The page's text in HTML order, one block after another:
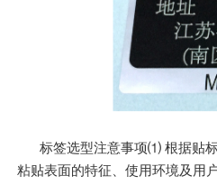
标签选型注意事项⑴ 根据贴
粘贴表面的特征、使用环境及用